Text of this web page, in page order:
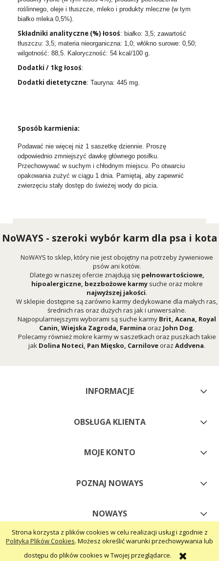
Strona korzysta z plików cookies w celu realizacji usług i zgodnie z
Polityką Plików Cookies. Możesz określić warunki przechowywania lub
dostępu do plików cookies w Twojej przeglądarce.
roślinnego, oleje i tłuszcze, mleko i produkty mleczne (w tym
białko mleka 0,5%).
Składniki analityczne (%) łosoś: białko: 3,5; zawartość
tłuszczu: 3,5; materia nieorganiczna: 1,0; włókno surowe: 0,50;
wilgotność: 88,5. Kaloryczność: 54 kcal/100 g.
Dodatki / 1kg łosoś:
Dodatki dietetyczne: Tauryna: 445 mg.
Sposób karmienia:
Podawać nie więcej niż 1 saszetkę dziennie. Proszę
odpowiednio zmniejszyć dawkę głównego posiłku.
Przechowywać w suchym i chłodnym miejscu. Po otwarciu
opakowania zużyć w ciągu 1 dnia. Pamiętaj, aby zapewnić
zwierzęciu stały dostęp do świeżej wody do picia.
NoWAYS - szeroki wybór karm dla psa i kota
NoWAYS to sklep, który nie jest obojętny na potrzeby żywieniowe
psów ani kotów.
Dlatego w naszej ofercie znajdują się pełnowartościowe,
hipoalergiczne, bezzbożowe karmy suche oraz mokre
najwyższej jakości.
W sklepie dostępne są zarówno karmy dedykowane dla małych ras,
średnich ras oraz dużych ras jak i uniwersalne.
Najpopularniejszymi wyborami są suche karmy Brit Acana Royal
Canin Wiejska Zagroda Farmina oraz John Dog.
Polecamy również mokre karmy w saszetkach oraz puszkach takie
jak Dolina Noteci Pan Mięsko Carniloveoraz Addvena.
INFORMACJE
OBSŁUGA KLIENTA
MOJE KONTO
POZNAJ NOWAYS
NOWAYS
pokaż pełną wersję strony